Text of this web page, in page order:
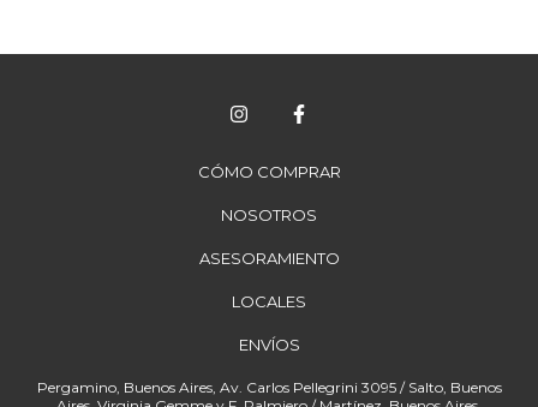
CÓMO COMPRAR
NOSOTROS
ASESORAMIENTO
LOCALES
ENVÍOS